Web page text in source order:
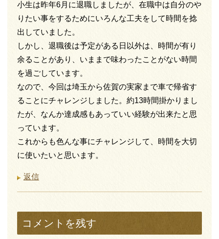
小生は昨年6月に退職しましたが、在職中は自分のや
りたい事をするためにいろんな工夫をして時間を捻
出していました。
しかし、退職後は予定がある日以外は、時間が有り
余ることがあり、いままで味わったことがない時間
を過ごしています。
なので、今回は埼玉から佐賀の実家まで車で帰省す
ることにチャレンジしました。約13時間掛かりまし
たが、なんか達成感もあっていい経験が出来たと思
っています。
これからも色んな事にチャレンジして、時間を大切
に使いたいと思います。
返信
コメントを残す